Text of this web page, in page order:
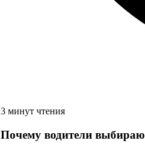
3 минут чтения
Почему водители